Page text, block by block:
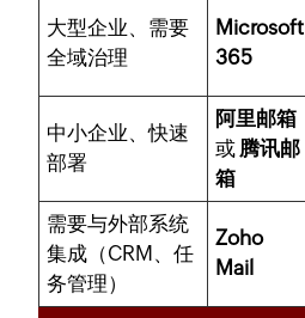
大型企业、需要
全域治理
Microsoft
365
中小企业、快速
部署
阿里邮箱
或 腾讯邮
箱
需要与外部系统
集成（CRM、任
务管理）
Zoho
Mail